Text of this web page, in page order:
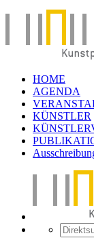
HOME
AGENDA
KÜNSTLER